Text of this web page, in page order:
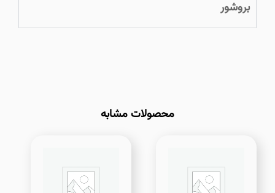
بروشور
محصولات مشابه